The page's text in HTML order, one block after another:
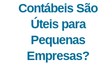
Contábeis São
Úteis para
Pequenas
Empresas?